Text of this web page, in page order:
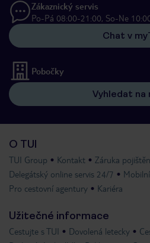
Zákaznický servis
Po-Pá 08:00-21:00, So-Ne
Chat v
Pobočky
Vyhledat na
O TUI
TUI Group Kontakt
Záruka
Delegátský online servis 24/7
Pro cestovní agentury
Kariéra
Užitečné informace
Cestujte s TUI Dovolená letecky